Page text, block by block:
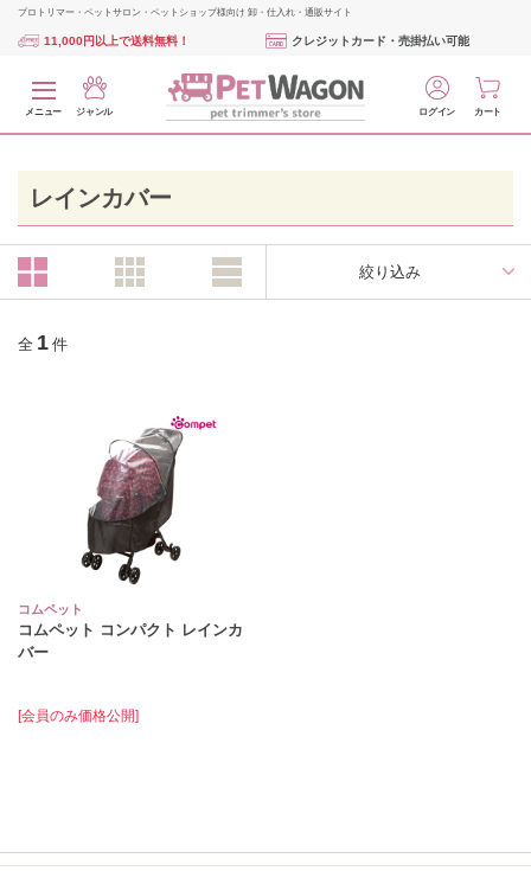
プロトリマー・ペットサロン・ペットショップ様向け 卸・仕入れ・通販サイト
11,000円以上で送料無料！ クレジットカード・売掛払い可能
メニュー ジャンル ログイン カート
レインカバー
絞り込み
全 1 件
コムペット
コムペット コンパクト レインカ
バー
[会員のみ価格公開]